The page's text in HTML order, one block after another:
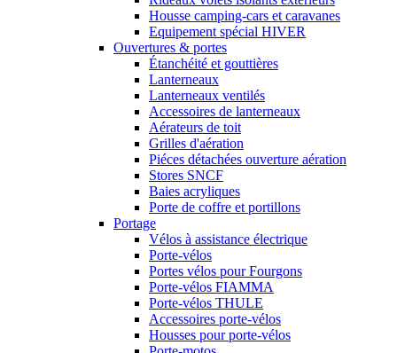
Housse camping-cars et caravanes
Equipement spécial HIVER
Ouvertures & portes
Étanchéité et gouttières
Lanterneaux
Lanterneaux ventilés
Accessoires de lanterneaux
Aérateurs de toit
Grilles d'aération
Piéces détachées ouverture aération
Stores SNCF
Baies acryliques
Porte de coffre et portillons
Portage
Vélos à assistance électrique
Porte-vélos
Portes vélos pour Fourgons
Porte-vélos FIAMMA
Porte-vélos THULE
Accessoires porte-vélos
Housses pour porte-vélos